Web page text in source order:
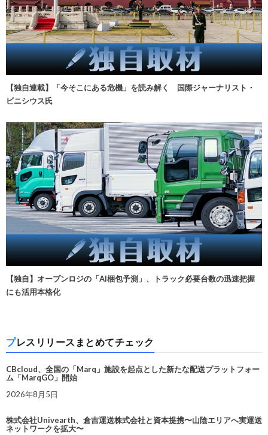
【独自連載】「今そこにある危機」を読み解く 国際ジャーナリスト・
ビニシウス氏
【独自】オープンロジの「AI梱包予測」、トラック必要台数の迅速把握
にも活用本格化
プレスリリースまとめてチェック
CBcloud、全国の「Marq」施設を起点とした新たな配送プラットフォー
ム「MarqGO」開始
2026年8月5日
株式会社Univearth、倉吉運送株式会社と資本提携〜山陰エリアへ実運送
ネットワークを拡大〜